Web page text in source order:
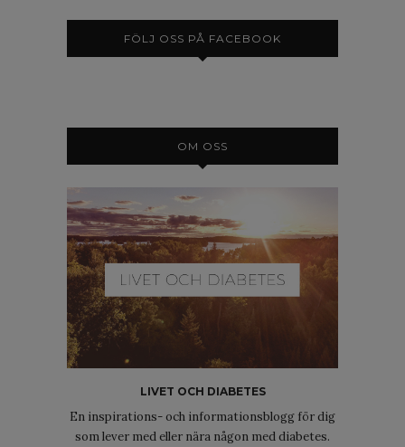
FÖLJ OSS PÅ FACEBOOK
OM OSS
LIVET OCH DIABETES
En inspirations- och informationsblogg för dig
som lever med eller nära någon med diabetes.